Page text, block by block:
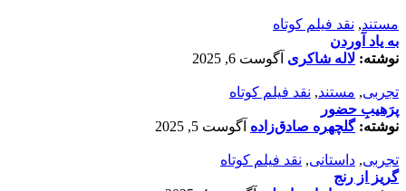
مستند, نقد فیلم کوتاه
به یاد آوردن
نوشته: لاله شاکری آگوست 6, 2025
تجربی, مستند, نقد فیلم کوتاه
پرَهیب‌ِ حضور
نوشته:گلچهره صادق‌زاده آگوست 5, 2025
تجربی, داستانی, نقد فیلم کوتاه
گریز از رنج